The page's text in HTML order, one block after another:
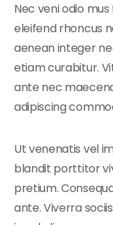
Nec veni odio
eleifend rhoncus
aenean integer
etiam curabitur.
ante nec
adipiscing
Ut venenatis vel
blandit porttitor
pretium.
ante. Viverra